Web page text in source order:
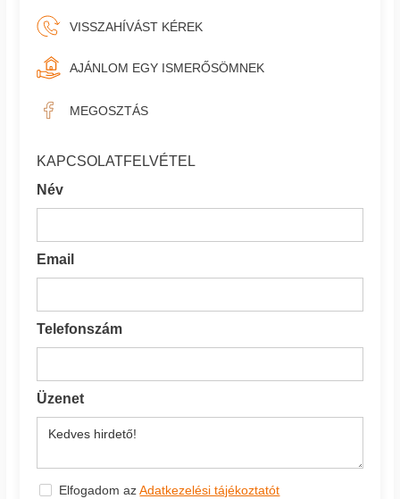
VISSZAHÍVÁST KÉREK
AJÁNLOM EGY ISMERŐSÖMNEK
MEGOSZTÁS
KAPCSOLATFELVÉTEL
Név
Email
Telefonszám
Üzenet
Elfogadom azAdatkezelési tájékoztatót